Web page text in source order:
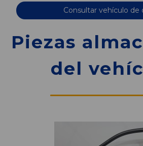
Consultar vehículo de
Piezas
del